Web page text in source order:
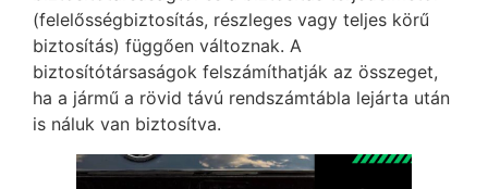
(felelősségbiztosítás, részleges vagy teljes körű
biztosítás) függően változnak. A
biztosítótársaságok felszámíthatják az összeget,
ha a jármű a rövid távú rendszámtábla lejárta után
is náluk van biztosítva.